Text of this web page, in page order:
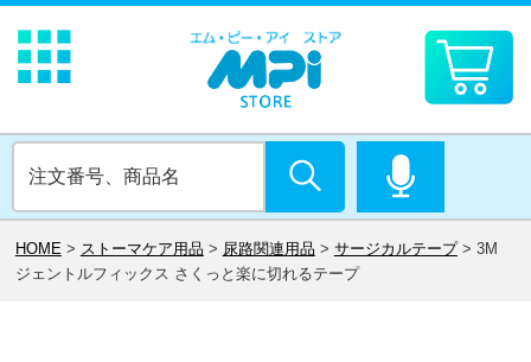
HOME > ストーマケア用品 > 尿路関連用品 > サージカルテープ> 3M
ジェントルフィックス さくっと楽に切れるテープ